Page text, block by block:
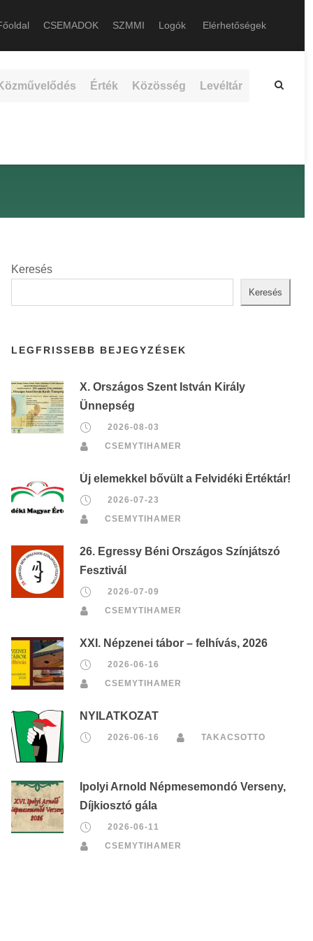
CSEMADOK SZMMI Logók Elérhetőségek
Érték Közösség Levéltár
Keresés
Keresés
LEGFRISSEBB BEJEGYZÉSEK
X. Országos Szent István Király
Ünnepség
2026-08-03
CSEMYTIHAMER
Új elemekkel bővült a Felvidéki Értéktár!
2026-07-23
CSEMYTIHAMER
26. Egressy Béni Országos Színjátszó
Fesztivál
2026-07-09
CSEMYTIHAMER
XXI. Népzenei tábor – felhívás, 2026
2026-06-16
CSEMYTIHAMER
NYILATKOZAT
2026-06-16 TAKACSOTTO
Ipolyi Arnold Népmesemondó Verseny,
Díjkiosztó gála
2026-06-11
CSEMYTIHAMER